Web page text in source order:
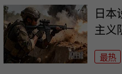
日本
主义
最热